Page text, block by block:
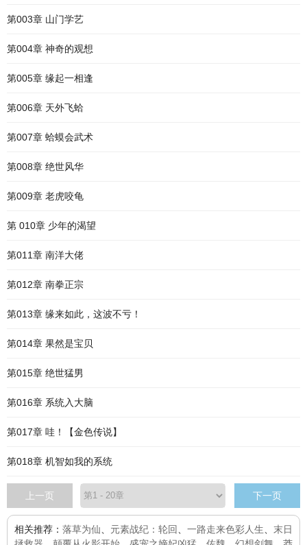
第003章 山门学艺
第004章 神奇的观想
第005章 缘起一相逢
第006章 天外飞蛤
第007章 蛤蟆会武术
第008章 绝世风华
第009章 老虎咬龟
第 010章 少年的渴望
第011章 南洋大佬
第012章 南拳正宗
第013章 缘来如此，这波不亏！
第014章 果然是宝贝
第015章 绝世猛男
第016章 系统入大脑
第017章 哇！【金色传说】
第018章 机智如我的系统
上一页 下一页
相关推荐： 落草为仙 元素战纪：轮回 一路走来色彩人生
末日